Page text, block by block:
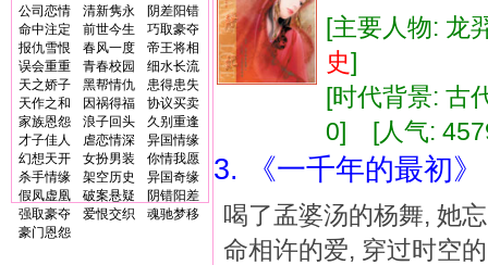
公司恋情
清新隽永
阴差阳错
命中注定
前世今生
巧取豪夺
报仇雪恨
春风一度
帝王将相
误会重重
青春校园
细水长流
天之娇子
黑帮情仇
患得患失
天作之和
因祸得福
协议买卖
家族恩怨
浪子回头
久别重逢
才子佳人
虐恋情深
异国情缘
幻想天开
女扮男装
你情我愿
杀手情缘
架空历史
异国奇缘
假凤虚凰
破案悬疑
阴错阳差
强取豪夺
爱恨交织
魂驰梦移
豪门恩怨
[主要人物:
史]
[时代背景:
0] [人气:
3. 《一千年的最初》
喝了孟婆汤的杨舞, 她
命相许的爱, 穿过时空